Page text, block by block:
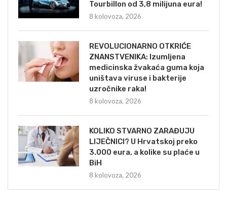
Tourbillon od 3,8 milijuna eura!
8 kolovoza, 2026
REVOLUCIONARNO OTKRIĆE
ZNANSTVENIKA: Izumljena
medicinska žvakaća guma koja
uništava viruse i bakterije
uzročnike raka!
8 kolovoza, 2026
KOLIKO STVARNO ZARAĐUJU
LIJEČNICI? U Hrvatskoj preko
3.000 eura, a kolike su plaće u
BiH
8 kolovoza, 2026